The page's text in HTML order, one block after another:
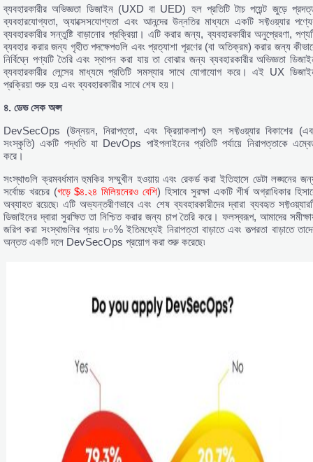
ব্যবহারকারীর অভিজ্ঞতা ডিজাইন (UXD বা UED) হল প্রতিটি টাচ পয়েন্ট জুড়ে
ব্যবহারযোগ্যতা, অ্যাক্সেসযোগ্যতা এবং আনন্দের উন্নতির মাধ্যমে একটি সফ্টওয়্যার
ব্যবহারকারীর সন্তুষ্টি বাড়ানোর প্রক্রিয়া। এটি করার জন্য, ব্যবহারকারীর অনুপ্রেরণা,
ব্যবহার করার জন্য গৃহীত পদক্ষেপগুলি এবং প্রত্যাশা পূরণের (বা অতিক্রম) করার জন্য
নির্বিঘ্নে পণ্যটি তৈরি এবং স্থাপন করা যায় তা বোঝার জন্য ব্যবহারকারীর অভিজ্ঞতা
ব্যবহারকারীর লেন্সের মাধ্যমে প্রতিটি সমস্যার সাথে যোগাযোগ করে। এই UX
প্রক্রিয়া শুরু হয় এবং ব্যবহারকারীর সাথে শেষ হয়।
৪. ডেভসেকঅপ্স
DevSecOps (উন্নয়ন, নিরাপত্তা, এবং ক্রিয়াকলাপ) হল সফ্টওয়্যার বিকাশের
সংস্কৃতি) একটি পদ্ধতি যা DevOps পাইপলাইনের প্রতিটি পর্যায়ে নিরাপত্তাকে
করে।
সংস্থাগুলি ক্রমবর্ধমান হুমকির সম্মুখীন হওয়ায় এবং রেকর্ড করা ইতিহাসে ডেটা লঙ্ঘনের
সর্বোচ্চ খরচের (গড়ে $৪.২৪ মিলিয়নেরও বেশি) হিসাবে সুরক্ষা একটি শীর্ষ অগ্রাধিকার
অব্যাহত রয়েছে৷ এটি অভ্যন্তরীণভাবে এবং শেষ ব্যবহারকারীদের দ্বারা ব্যবহৃত
ডিজাইনের দ্বারা সুরক্ষিত তা নিশ্চিত করার জন্য চাপ তৈরি করে। ফলস্বরূপ, আমাদের
জরিপ করা সংস্থাগুলির প্রায় ৮০% ইতিমধ্যেই নিরাপত্তা বাড়াতে এবং তত্পরতা বাড়াতে
অন্তত একটি দলে DevSecOps প্রয়োগ করা শুরু করেছে৷